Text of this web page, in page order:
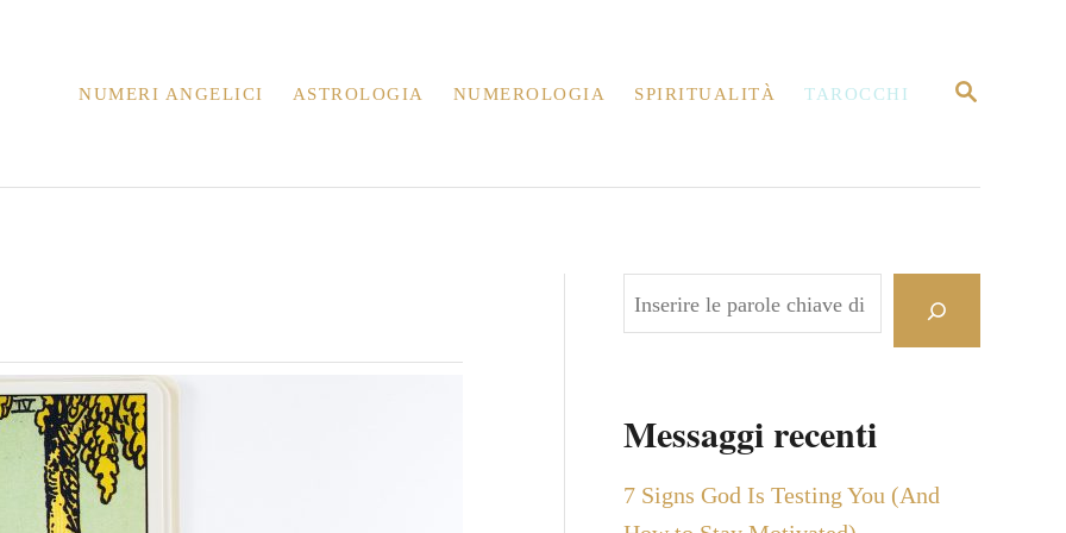
R
R
NUMERI ANGELICI ASTROLOGIA NUMEROLOGIA SPIRITUALITÀ TAROCCHI
C
e
a
Messaggi recenti
7 Signs God Is Testing You (And